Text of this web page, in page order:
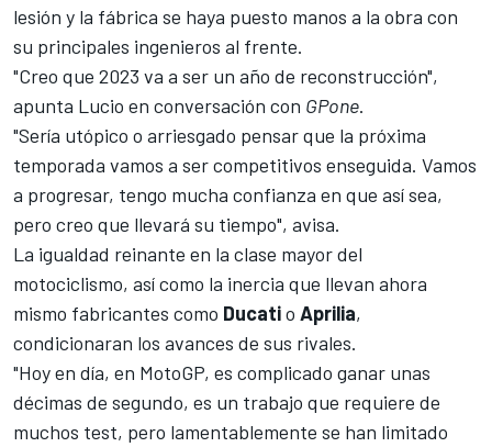
lesión y la fábrica se haya puesto manos a la obra con
su principales ingenieros al frente.
"Creo que 2023 va a ser un año de reconstrucción",
apunta Lucio en conversación con GPone.
"Sería utópico o arriesgado pensar que la próxima
temporada vamos a ser competitivos enseguida. Vamos
a progresar, tengo mucha confianza en que así sea,
pero creo que llevará su tiempo", avisa.
La igualdad reinante en la clase mayor del
motociclismo, así como la inercia que llevan ahora
mismo fabricantes como Ducatio Aprilia,
condicionaran los avances de sus rivales.
"Hoy en día, en MotoGP, es complicado ganar unas
décimas de segundo, es un trabajo que requiere de
muchos test, pero lamentablemente se han limitado